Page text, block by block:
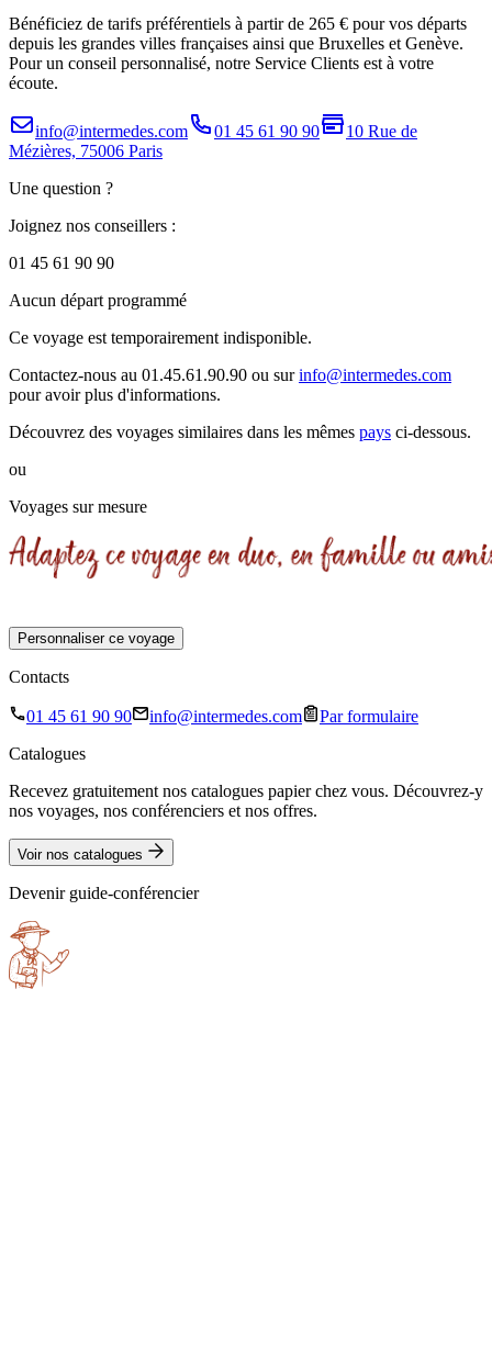
Bénéficiez de tarifs préférentiels à partir de 265 € pour vos départs
depuis les grandes villes françaises ainsi que Bruxelles et Genève.
Pour un conseil personnalisé, notre Service Clients est à votre
écoute.
info@intermedes.com 01 45 61 90 90
10 Rue de
Mézières, 75006 Paris
Une question ?
Joignez nos conseillers :
01 45 61 90 90
Aucun départ programmé
Ce voyage est temporairement indisponible.
Contactez-nous au 01.45.61.90.90 ou surinfo@intermedes.com
pour avoir plus d'informations.
Découvrez des voyages similaires dans les mêmes pays ci-dessous.
ou
Voyages sur mesure
Personnaliser ce voyage
Contacts
01 45 61 90 90 info@intermedes.com
Par formulaire
Catalogues
Recevez gratuitement nos catalogues papier chez vous. Découvrez-y
nos voyages, nos conférenciers et nos offres.
Voir nos catalogues
Devenir guide-conférencier